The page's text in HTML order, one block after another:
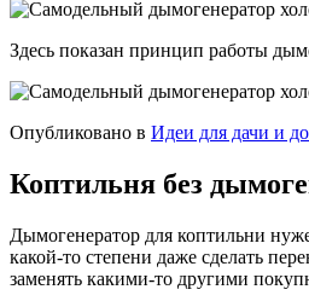
Здесь показан принцип работы
Опубликовано в Идеи для дачи и
Коптильня без
Дымогенератор для коптильни
какой-то степени даже сделать
заменять какими-то другими